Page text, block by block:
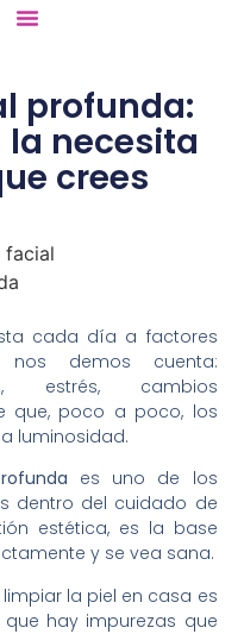
profunda:
la necesita
crees
cada día a factores
demos cuenta:
estrés, cambios
que, poco a poco, los
luminosidad.
es uno de los
dentro del cuidado de
estética, es la base
y se vea sana.
la piel en casa es
hay impurezas que